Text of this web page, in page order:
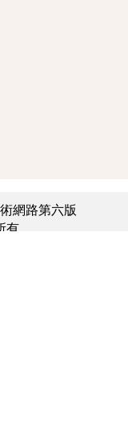
網路第六版
有